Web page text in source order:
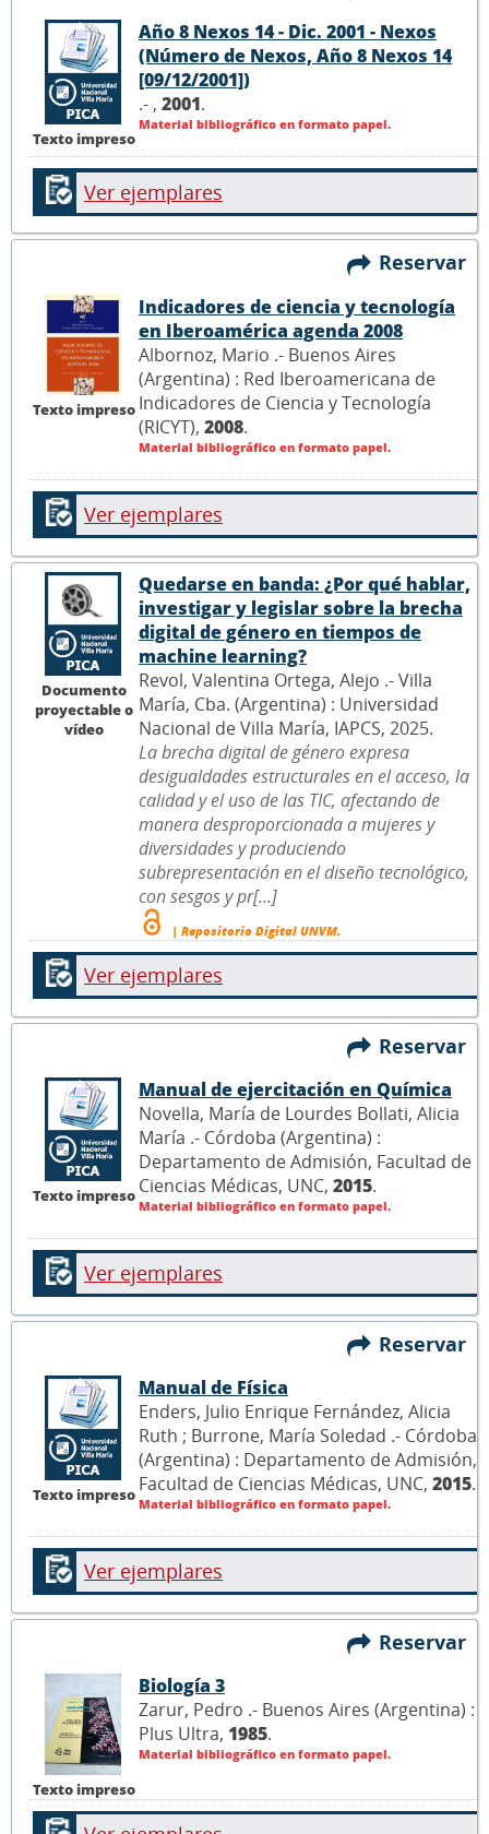
Texto impreso
Año 8 Nexos 14 - Dic. 2001 - Nexos
(Número de Nexos, Año 8 Nexos 14
[09/12/2001])
.- , 2001.
Material bibliográfico en formato papel.
Ver ejemplares
Reservar
Texto impreso
Indicadores de ciencia y tecnología
en Iberoamérica agenda 2008
Albornoz, Mario .- Buenos Aires
(Argentina) : Red Iberoamericana de
Indicadores de Ciencia y Tecnología
(RICYT), 2008.
Material bibliográfico en formato papel.
Ver ejemplares
Documento
proyectable o
vídeo
Quedarse en banda: ¿Por qué hablar,
investigar y legislar sobre la brecha
digital de género en tiempos de
machine learning?
Revol, Valentina Ortega, Alejo .- Villa
María, Cba. (Argentina) : Universidad
Nacional de Villa María, IAPCS, 2025.
La brecha digital de género expresa
desigualdades estructurales en el acceso, la
calidad y el uso de las TIC, afectando de
manera desproporcionada a mujeres y
diversidades y produciendo
subrepresentación en el diseño tecnológico,
con sesgos y pr[...]
| Repositorio Digital UNVM.
Ver ejemplares
Reservar
Texto impreso
Manual de ejercitación en Química
Novella, María de Lourdes Bollati, Alicia
María .- Córdoba (Argentina) :
Departamento de Admisión, Facultad de
Ciencias Médicas, UNC, 2015.
Material bibliográfico en formato papel.
Ver ejemplares
Reservar
Texto impreso
Manual de Física
Enders, Julio Enrique Fernández, Alicia
Ruth ; Burrone, María Soledad .- Córdoba
(Argentina) : Departamento de Admisión,
Facultad de Ciencias Médicas, UNC, 2015.
Material bibliográfico en formato papel.
Ver ejemplares
Reservar
Texto impreso
Biología 3
Zarur, Pedro .- Buenos Aires (Argentina) :
Plus Ultra, 1985.
Material bibliográfico en formato papel.